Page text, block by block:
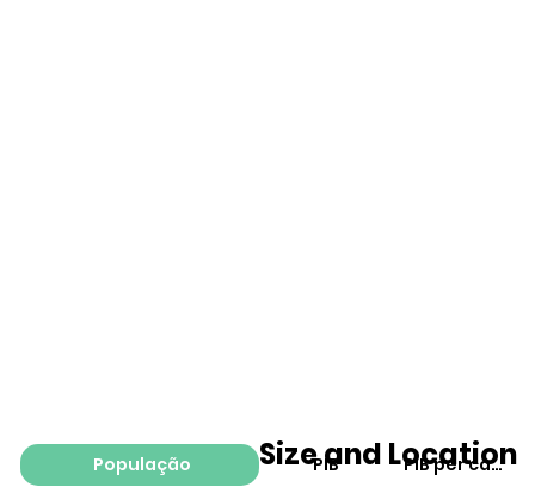
População PIB PIB per capita
Size and Location